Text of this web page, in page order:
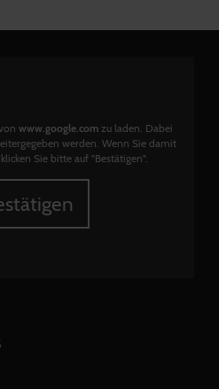
www.google.comzu laden. Dabei
werden. Wenn Sie damit
Sie bitte auf "Bestätigen".